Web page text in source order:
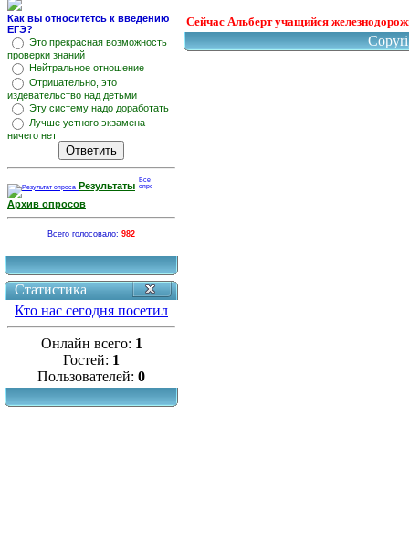
Как вы относитетсь к введению
ЕГЭ?
Это прекрасная возможность
проверки знаний
Нейтральное отношение
Отрицательно, это
издевательство над детьми
Эту систему надо доработать
Лучше устного экзамена
ничего нет
Результаты
Архив опросов
Всего голосовало: 982
Статистика
Кто нас сегодня посетил
Онлайн всего: 1
Гостей: 1
Пользователей: 0
Сейчас Альберт учащийся